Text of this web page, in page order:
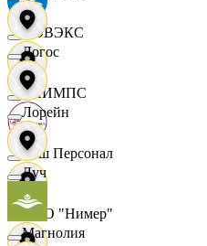
НОВЭКС
ОЛИМПС
Ваш Персонал
ООО "Нимер"
Логос
Лорейн
Луч
Магнолия